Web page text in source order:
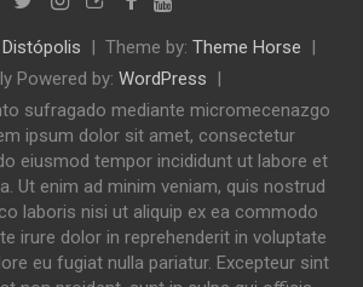
Distópolis Theme by: Theme Horse
Powered by: WordPress
sufragado mediante micromecenazgo
ipsum dolor sit amet, consectetur
eiusmod tempor incididunt ut labore et
Ut enim ad minim veniam, quis nostrud
laboris nisi ut aliquip ex ea commodo
irure dolor in reprehenderit in voluptate
eu fugiat nulla pariatur. Excepteur sint